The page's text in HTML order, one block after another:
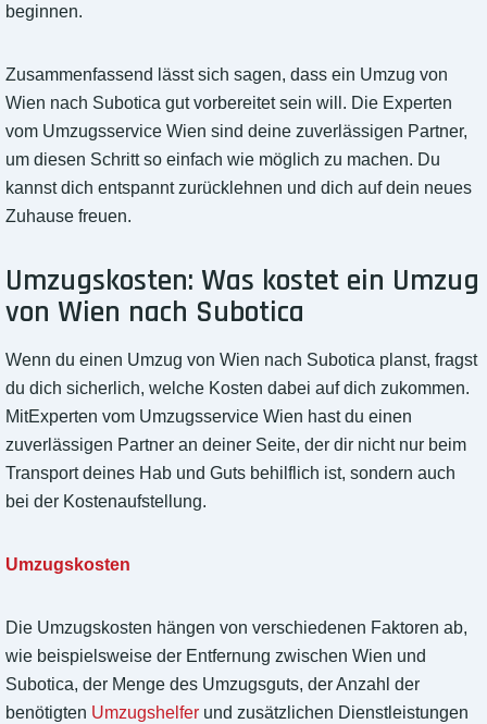
beginnen.
Zusammenfassend lässt sich sagen, dass ein Umzug von
Wien nach Subotica gut vorbereitet sein will. Die Experten
vom Umzugsservice Wien sind deine zuverlässigen Partner,
um diesen Schritt so einfach wie möglich zu machen. Du
kannst dich entspannt zurücklehnen und dich auf dein neues
Zuhause freuen.
Umzugskosten: Was kostet ein Umzug
von Wien nach Subotica
Wenn du einen Umzug von Wien nach Subotica planst, fragst
du dich sicherlich, welche Kosten dabei auf dich zukommen.
MitExperten vom Umzugsservice Wien hast du einen
zuverlässigen Partner an deiner Seite, der dir nicht nur beim
Transport deines Hab und Guts behilflich ist, sondern auch
bei der Kostenaufstellung.
Umzugskosten
Die Umzugskosten hängen von verschiedenen Faktoren ab,
wie beispielsweise der Entfernung zwischen Wien und
Subotica, der Menge des Umzugsguts, der Anzahl der
benötigten Umzugshelfer und zusätzlichen Dienstleistungen